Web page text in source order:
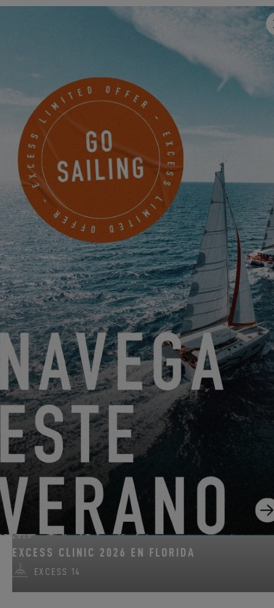
RESERVA TU CITA AHORA PARA
PARTICIPAR
Ashley Yachts
3 LOCKWOOD DRIVESUITE 302B
CHARLESTON, Estados Unidos
PROGRAMAR UNA CITA
DEL 22 DE JUNIO DE 2026 AL 31 DE AGOSTO DE 2026
¡GO SAILING CON EXCESS ESTE VERANO!
EXCESS 11 EXCESS 13- EXCESS 14
DEL 14 DE AGOSTO DE 2026 AL 16 DE AGOSTO DE
2026
EXCESS CLINIC 2026 EN FLORIDA
EXCESS 14